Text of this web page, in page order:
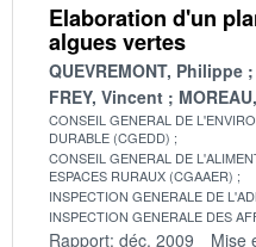
Elaboration d'un
algues vertes
QUEVREMONT, Philippe
FREY, Vincent
CONSEIL GENERAL DE
DURABLE (CGEDD)
CONSEIL GENERAL DE
ESPACES RURAUX (CGAAER)
INSPECTION GENERALE DE
INSPECTION GENERALE DES
Rapport: déc. 2009 Mise